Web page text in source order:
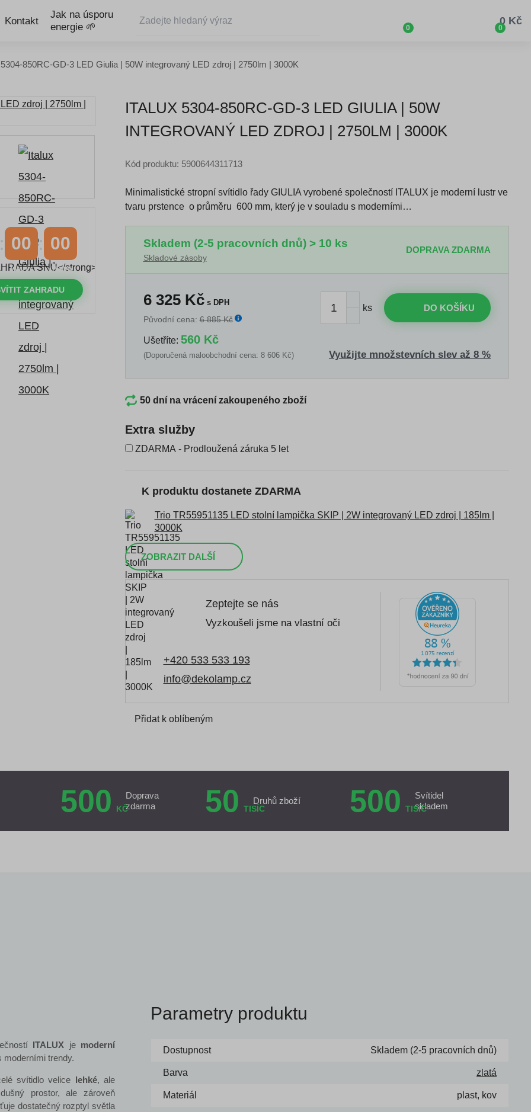
Kontakt
Jak na úsporu
energie 🌱
0 0
0 Kč
850RC-GD-3 LED Giulia | 50W integrovaný LED zdroj | 2750lm | 3000K
ITALUX 5304-850RC-GD-3 LED GIULIA | 50W
INTEGROVANÝ LED ZDROJ | 2750LM | 3000K
00
MINUTY
00
VTEŘINY
ZAHRADU
Kód produktu: 5900644311713
Minimalistické stropní svítidlo řady GIULIA vyrobené společností ITALUX je moderní lustr ve
tvaru prstence o průměru 600 mm, který je v souladu s moderními…
Skladem (2-5 pracovních dnů) > 10 ks
Skladové zásoby
DOPRAVA ZDARMA
6 325Kčs DPH
Původní cena:6 885 Kč
Ušetříte: 560 Kč
(Doporučená maloobchodní cena: 8 606 Kč)
ks DO KOŠÍKU
Využijte množstevních slev až 8 %
50 dní na vrácení zakoupeného zboží
Extra služby
ZDARMA - Prodloužená záruka 5 let
K produktu dostanete ZDARMA
Trio TR55951135 LED stolní lampička SKIP | 2W integrovaný LED zdroj | 185lm |
3000K
ZOBRAZIT DALŠÍ
Zeptejte se nás
Vyzkoušeli jsme na vlastní oči
+420 533 533 193
info@dekolamp.cz
Přidat k oblíbeným
500 KČ
Doprava
zdarma
50 TISÍC
Druhů zboží 500 TISÍC
Svítidel
skladem
ITALUX je moderní
moderními trendy.
svítidlo velice lehké, ale
prostor, ale zároveň
dostatečný rozptyl světla
Parametry produktu
Dostupnost Skladem (2-5 pracovních dnů)
Barva zlatá
Materiál plast, kov